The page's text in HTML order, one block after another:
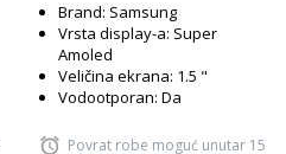
Brand: Samsung
Vrsta display-a: Super
Amoled
Veličina ekrana: 1.5 "
Vodootporan: Da
Povrat robe moguć unutar 15